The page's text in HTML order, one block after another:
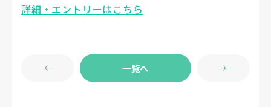
詳細・エントリーはこちら
一覧へ